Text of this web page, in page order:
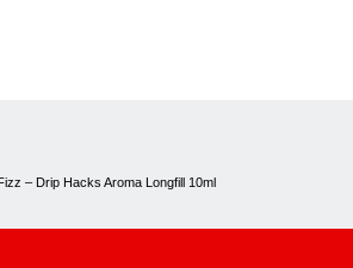
– Drip Hacks Aroma Longfill 10ml